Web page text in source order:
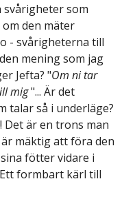
som
den mäter
- svårigheterna till
mening som jag
Jefta? "Om ni tar
mig"... Är det
talar så i underläge?
Det är en trons man
mäktig att föra den
fötter vidare i
formbart kärl till